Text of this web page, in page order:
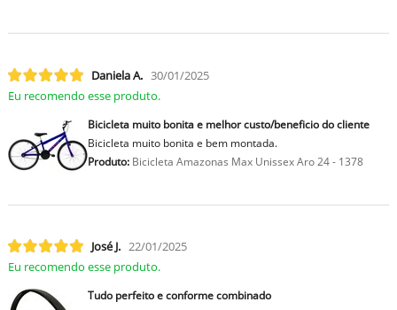
Daniela A. 30/01/2025
Eu recomendo esse produto.
Bicicleta muito bonita e melhor custo/beneficio do cliente
Bicicleta muito bonita e bem montada.
Produto:Bicicleta Amazonas Max Unissex Aro 24 - 1378
José J. 22/01/2025
Eu recomendo esse produto.
Tudo perfeito e conforme combinado